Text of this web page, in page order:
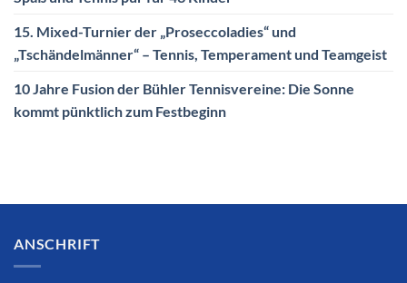
15. Mixed-Turnier der „Proseccoladies“ und
„Tschändelmänner“ – Tennis, Temperament und Teamgeist
10 Jahre Fusion der Bühler Tennisvereine: Die Sonne
kommt pünktlich zum Festbeginn
ANSCHRIFT